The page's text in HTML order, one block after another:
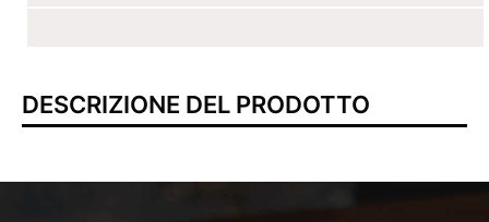
DESCRIZIONE DEL PRODOTTO